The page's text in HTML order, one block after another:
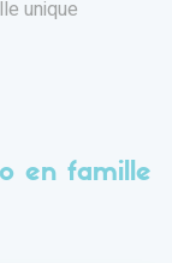
unique
en famille